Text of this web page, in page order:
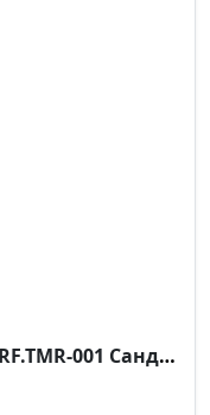
Rift Direct Тумба мобильная RF.TMR-001 Сандал Янтарный/Металл Черный 424*500*680